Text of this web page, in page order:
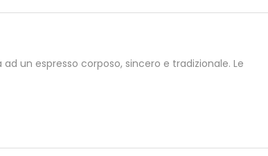
un espresso corposo, sincero e tradizionale. Le